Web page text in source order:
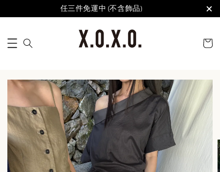
任三件免運中 (不含飾品)